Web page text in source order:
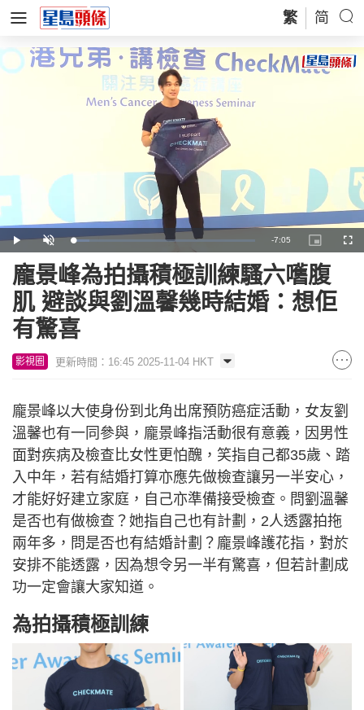
繁 简
Play Unmute Loaded:
8.89%
Remaining
Time
-7:05
Picture-
in-
龐景峰為拍攝積極訓練騷六嚿腹
肌 避談與劉溫馨幾時結婚：想佢
有驚喜
影視圈 更新時間：16:45 2025-11-04 HKT
龐景峰以大使身份到北角出席預防癌症活動，女友劉
溫馨也有一同參與，龐景峰指活動很有意義，因男性
面對疾病及檢查比女性更怕醜，笑指自己都35歲、踏
入中年，若有結婚打算亦應先做檢查讓另一半安心，
才能好好建立家庭，自己亦準備接受檢查。問劉溫馨
是否也有做檢查？她指自己也有計劃，2人透露拍拖
兩年多，問是否也有結婚計劃？龐景峰護花指，對於
安排不能透露，因為想令另一半有驚喜，但若計劃成
功一定會讓大家知道。
為拍攝積極訓練